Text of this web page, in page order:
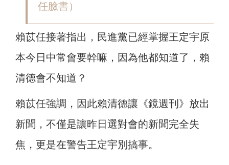
任臉書）
賴苡任接著指出，民進黨已經掌握王定宇原
本今日中常會要幹嘛，因為他都知道了，賴
清德會不知道？
賴苡任強調，因此賴清德讓《鏡週刊》放出
新聞，不僅是讓昨日選對會的新聞完全失
焦，更是在警告王定宇別搞事。